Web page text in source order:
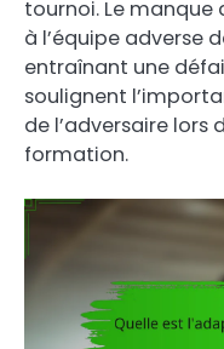
tournoi. Le
à l’équipe adverse
entraînant une
soulignent
de l’adversaire
formation.